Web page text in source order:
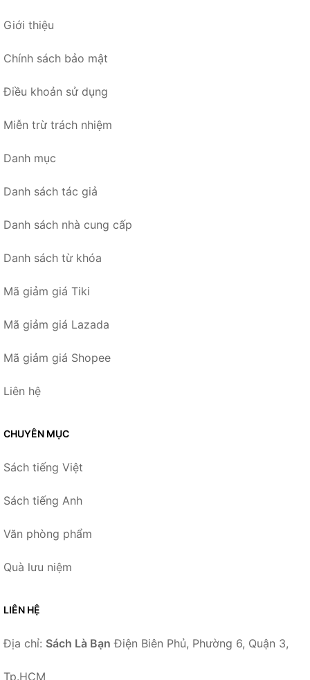
Giới thiệu
Chính sách bảo mật
Điều khoản sử dụng
Miễn trừ trách nhiệm
Danh mục
Danh sách tác giả
Danh sách nhà cung cấp
Danh sách từ khóa
Mã giảm giá Tiki
Mã giảm giá Lazada
Mã giảm giá Shopee
Liên hệ
CHUYÊN MỤC
Sách tiếng Việt
Sách tiếng Anh
Văn phòng phẩm
Quà lưu niệm
LIÊN HỆ
Địa chỉ: Sách Là Bạn Điện Biên Phủ, Phường 6, Quận 3,
Tp.HCM